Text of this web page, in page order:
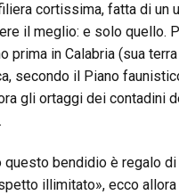
cortissima, fatta di un
il meglio: e solo quello.
prima in Calabria (sua
secondo il Piano
gli ortaggi dei contadini
questo bendidio è regalo
illimitato», ecco